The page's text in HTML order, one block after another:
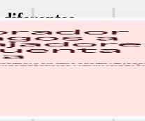
diferentes
opciones de
pagos.